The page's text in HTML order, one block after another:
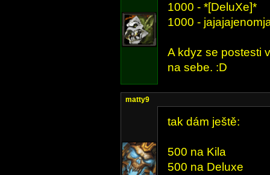
1000 - *[DeluXe]*
1000 -
A kdyz se postesti
na sebe. :D
matty9
tak dám ještě:
500 na Kila
500 na Deluxe